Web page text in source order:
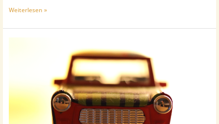
03.10.2019:
Weiterlesen »